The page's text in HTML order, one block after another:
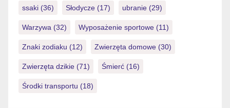
ssaki (36) Słodycze (17) ubranie (29)
Warzywa (32) Wyposażenie sportowe (11)
Znaki zodiaku (12) Zwierzęta domowe (30)
Zwierzęta dzikie (71) Śmierć (16)
Środki transportu (18)